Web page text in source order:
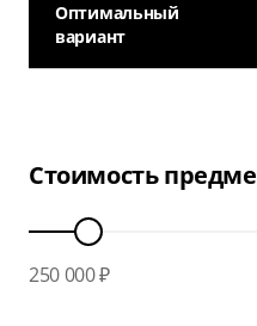
Оптимальный
вариант
Стоимость
250 000 ₽